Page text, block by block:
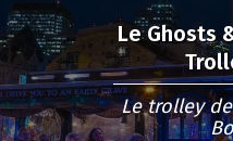
Le Ghosts
Le trolley